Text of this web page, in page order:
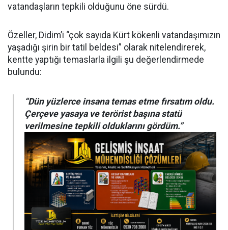
vatandaşların tepkili olduğunu öne sürdü.
Özeller, Didim’i “çok sayıda Kürt kökenli vatandaşımızın
yaşadığı şirin bir tatil beldesi” olarak nitelendirerek,
kentte yaptığı temaslarla ilgili şu değerlendirmede
bulundu:
“Dün yüzlerce insana temas etme fırsatım oldu.
Çerçeve yasaya ve terörist başına statü
verilmesine tepkili olduklarını gördüm.”